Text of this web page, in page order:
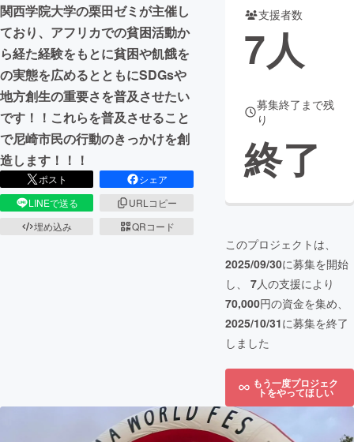
CAMPFIREふるさと納税machi-ya コミュニティ
関西学院大学の栗田ゼミが主催し
ており、アフリカでの貧困活動か
ら経た経験をもとに貧困や飢餓を
の実態を広めるとともにSDGsや
地方創生の重要さを普及させたい
です！！これらを普及させること
で尼崎市民の行動のきっかけを創
造します！！！
ポスト
シェア
LINEで送る
URLコピー
埋め込み
QRコード
支援者数
7人
募集終了まで残
り
終了
このプロジェクトは、
2025/09/30に募集を開始
し、 7人の支援により
70,000円の資金を集め、
2025/10/31に募集を終了
しました
もう一度プロジェク
トをやってほしい